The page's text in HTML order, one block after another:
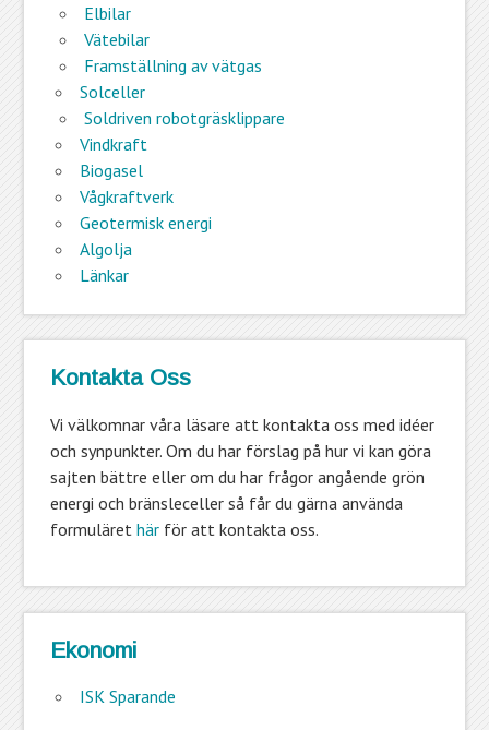
Elbilar
Vätebilar
Framställning av vätgas
Solceller
Soldriven robotgräsklippare
Vindkraft
Biogasel
Vågkraftverk
Geotermisk energi
Algolja
Länkar
Kontakta Oss
Vi välkomnar våra läsare att kontakta oss med idéer
och synpunkter. Om du har förslag på hur vi kan göra
sajten bättre eller om du har frågor angående grön
energi och bränsleceller så får du gärna använda
formuläret härför att kontakta oss.
Ekonomi
ISK Sparande